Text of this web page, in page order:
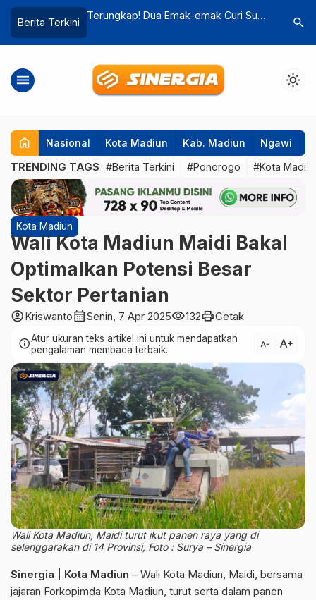
Berita Terkini
Baru 10 Hari Kerja di Bali, 4 Warga
Longsor
Lima
Bos
search
menu light_mode
home Nasional Kota Madiun Kab. Madiun Ngawi
TRENDING TAGS #Berita Terkini #Ponorogo #Kota
Kota Madiun
Wali Kota Madiun Maidi Bakal
Optimalkan Potensi Besar
Sektor Pertanian
account_circleKriswantocalendar_monthSenin, 7 Apr 2025visibility132printCetak
infoAtur ukuran teks artikel ini untuk mendapatkan
pengalaman membaca terbaik.
text_decrease text_increase
Wali Kota Madiun, Maidi turut ikut panen raya yang di
selenggarakan di 14 Provinsi, Foto : Surya – Sinergia
Sinergia | Kota Madiun – Wali Kota Madiun, Maidi, bersama
jajaran Forkopimda Kota Madiun, turut serta dalam panen